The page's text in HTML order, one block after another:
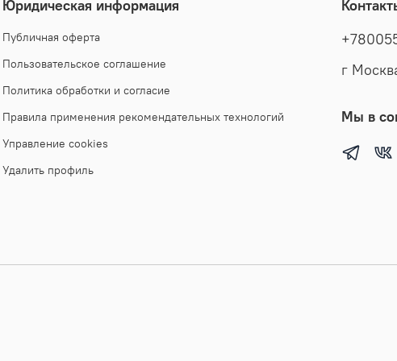
отличный
рубашкой,
Юридическая информация
Публичная оферта
Пользовательское соглашение
Политика обработки и согласие
Правила применения рекомендательных технологий
Управление cookies
Удалить профиль
г
Мы в